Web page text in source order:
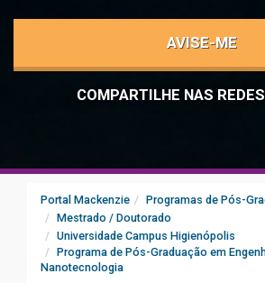
AVISE-ME
COMPARTILHE NAS
Portal Mackenzie
Programas de Pós-
Mestrado / Doutorado
Universidade Campus Higienópolis
Programa de Pós-Graduação em
Nanotecnologia